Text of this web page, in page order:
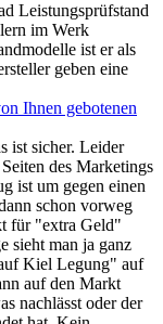
Leistungsprüfstand
im Werk
ist er als
geben eine
Ihnen gebotenen
ist sicher. Leider
des Marketings
ist um gegen einen
schon vorweg
für "extra Geld"
sieht man ja ganz
Kiel Legung" auf
auf den Markt
nachlässt oder der